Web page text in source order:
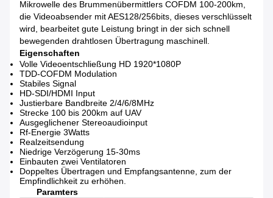
Mikrowelle des Brummenübermittlers COFDM 100-200km,
die Videoabsender mit AES128/256bits, dieses verschlüsselt
wird, bearbeitet gute Leistung bringt in der sich schnell
bewegenden drahtlosen Übertragung maschinell.
Eigenschaften
Volle Videoentschließung HD 1920*1080P
TDD-COFDM Modulation
Stabiles Signal
HD-SDI/HDMI Input
Justierbare Bandbreite 2/4/6/8MHz
Strecke 100 bis 200km auf UAV
Ausgeglichener Stereoaudioinput
Rf-Energie 3Watts
Realzeitsendung
Niedrige Verzögerung 15-30ms
Einbauten zwei Ventilatoren
Doppeltes Übertragen und Empfangsantenne, zum der
Empfindlichkeit zu erhöhen.
Paramters